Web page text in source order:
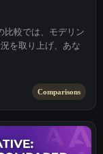
比較では、モデリン
を取り上げ、あな
Comparisons